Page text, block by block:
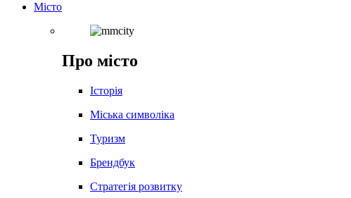
Місто
Про місто
Історія
Міська символіка
Туризм
Брендбук
Стратегія розвитку